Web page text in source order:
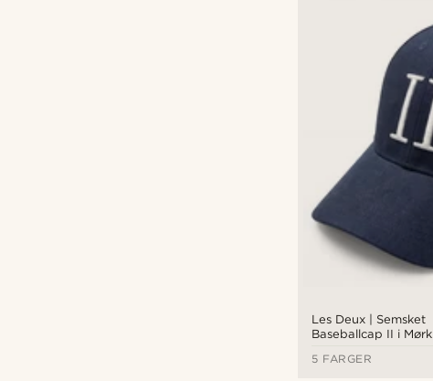
Les Deux | Semsket
Baseballcap II i Mørk
5 FARGER